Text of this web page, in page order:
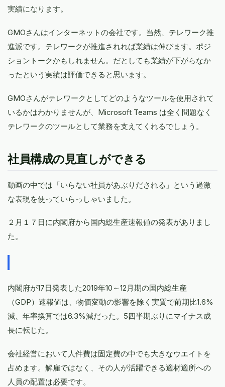
実績になります。
GMOさんはインターネットの会社です。当然、テレワーク推
進派です。テレワークが推進されれば業績は伸びます。ポジ
ショントークかもしれません。だとしても業績が下がらなか
ったという実績は評価できると思います。
GMOさんがテレワークとしてどのようなツールを使用されて
いるかはわかりませんが、Microsoft Teams は全く問題なく
テレワークのツールとして業務を支えてくれるでしょう。
社員構成の見直しができる
動画の中では「いらない社員があぶりだされる」という過激
な表現を使っていらっしゃいました。
２月１７日に内閣府から国内総生産速報値の発表がありまし
た。
内閣府が17日発表した2019年10～12月期の国内総生産
（GDP）速報値は、物価変動の影響を除く実質で前期比1.6%
減、年率換算では6.3%減だった。5四半期ぶりにマイナス成
長に転じた。
会社経営において人件費は固定費の中でも大きなウエイトを
占めます。解雇ではなく、その人が活躍できる適材適所への
人員の配置は必要です。